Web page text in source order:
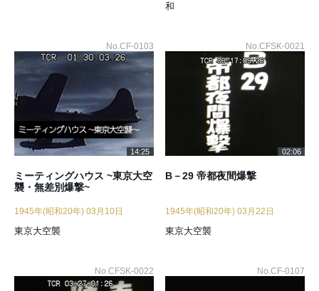
和
No.CF-0103
14:25
ミーティングハウス ~東京大空
襲・無差別爆撃~
1945年(昭和20年) 03月10日
東京大空襲
No.CFSK-0021
02:06
B－29 帝都夜間爆撃
1945年(昭和20年) 03月22日
東京大空襲
No.CFSK-0022 No.CF-0107